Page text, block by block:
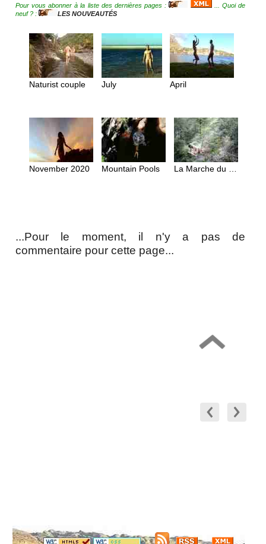
Pour vous abonner à la liste des dernières pages :
... Quoi de
neuf ? :
LES NOUVEAUTÉS
Naturist couple July April
November 2020 Mountain Pools
...Pour le moment, il n'y a pas de
commentaire pour cette page...